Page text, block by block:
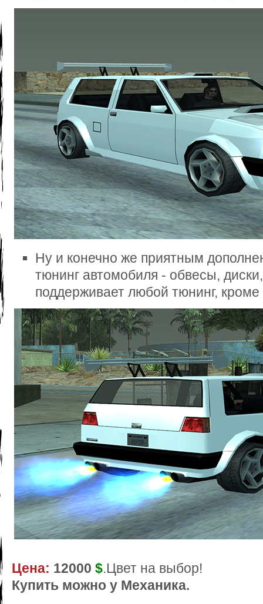
Ну и конечно же приятным
тюнинг автомобиля - обвесы,
поддерживает любой тюнинг,
Цена: 12000 $.Цвет на выбор!
Купить можно у Механика.